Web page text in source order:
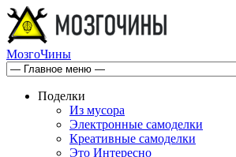
МозгоЧины
Поделки
Из мусора
Электронные самоделки
Креативные самоделки
Это Интересно